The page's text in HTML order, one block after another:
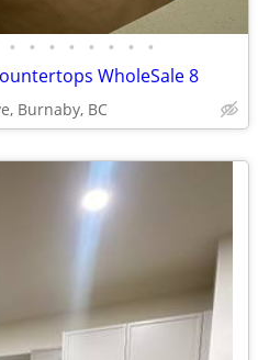
• • • • • • • •
WholeSale 8
Burnaby, BC